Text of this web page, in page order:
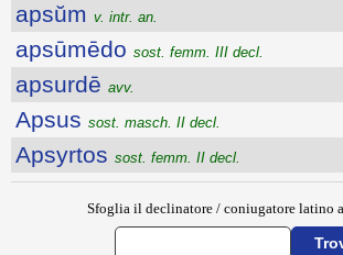
apsŭm v. intr. an.
apsūmēdo sost. femm. III decl.
apsurdē avv.
Apsus sost. masch. II decl.
Apsyrtos sost. femm. II decl.
Sfoglia il declinatore / coniugatore latino